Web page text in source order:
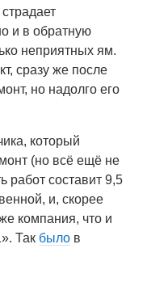
и в обратную
неприятных ям.
сразу же после
но надолго его
который
(но всё ещё не
работ составит 9,5
и, скорее
компания, что и
Так было в